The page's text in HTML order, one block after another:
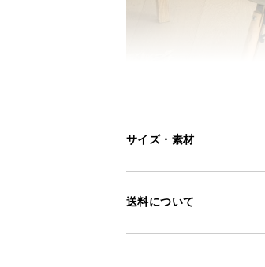
程よく
サイズ・素材
送料について